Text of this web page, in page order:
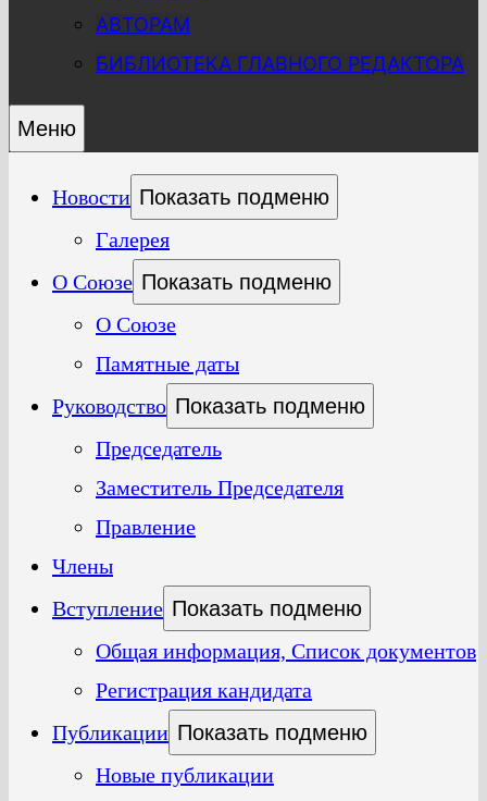
АВТОРАМ
БИБЛИОТЕКА ГЛАВНОГО РЕДАКТОРА
Меню
Новости Показать подменю
Галерея
О Союзе Показать подменю
О Союзе
Памятные даты
Руководство Показать подменю
Председатель
Заместитель Председателя
Правление
Члены
Вступление Показать подменю
Общая информация, Список документов
Регистрация кандидата
Публикации Показать подменю
Новые публикации